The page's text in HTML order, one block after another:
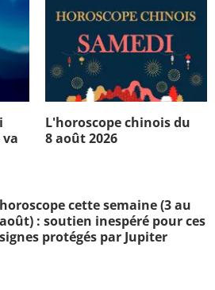
va
L'horoscope chinois du
8 août 2026
cette semaine (3 au
: soutien inespéré pour ces
protégés par Jupiter